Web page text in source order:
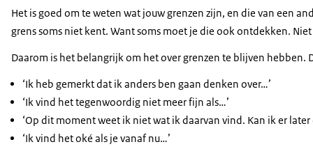
Het is goed om te weten wat jouw grenzen zijn, en die van een
grens soms niet kent. Want soms moet je die ook ontdekken.
Daarom is het belangrijk om het over grenzen te blijven
‘Ik heb gemerkt dat ik anders ben gaan denken over…’
‘Ik vind het tegenwoordig niet meer fijn als…’
‘Op dit moment weet ik niet wat ik daarvan vind. Kan ik er later
‘Ik vind het oké als je vanaf nu…’